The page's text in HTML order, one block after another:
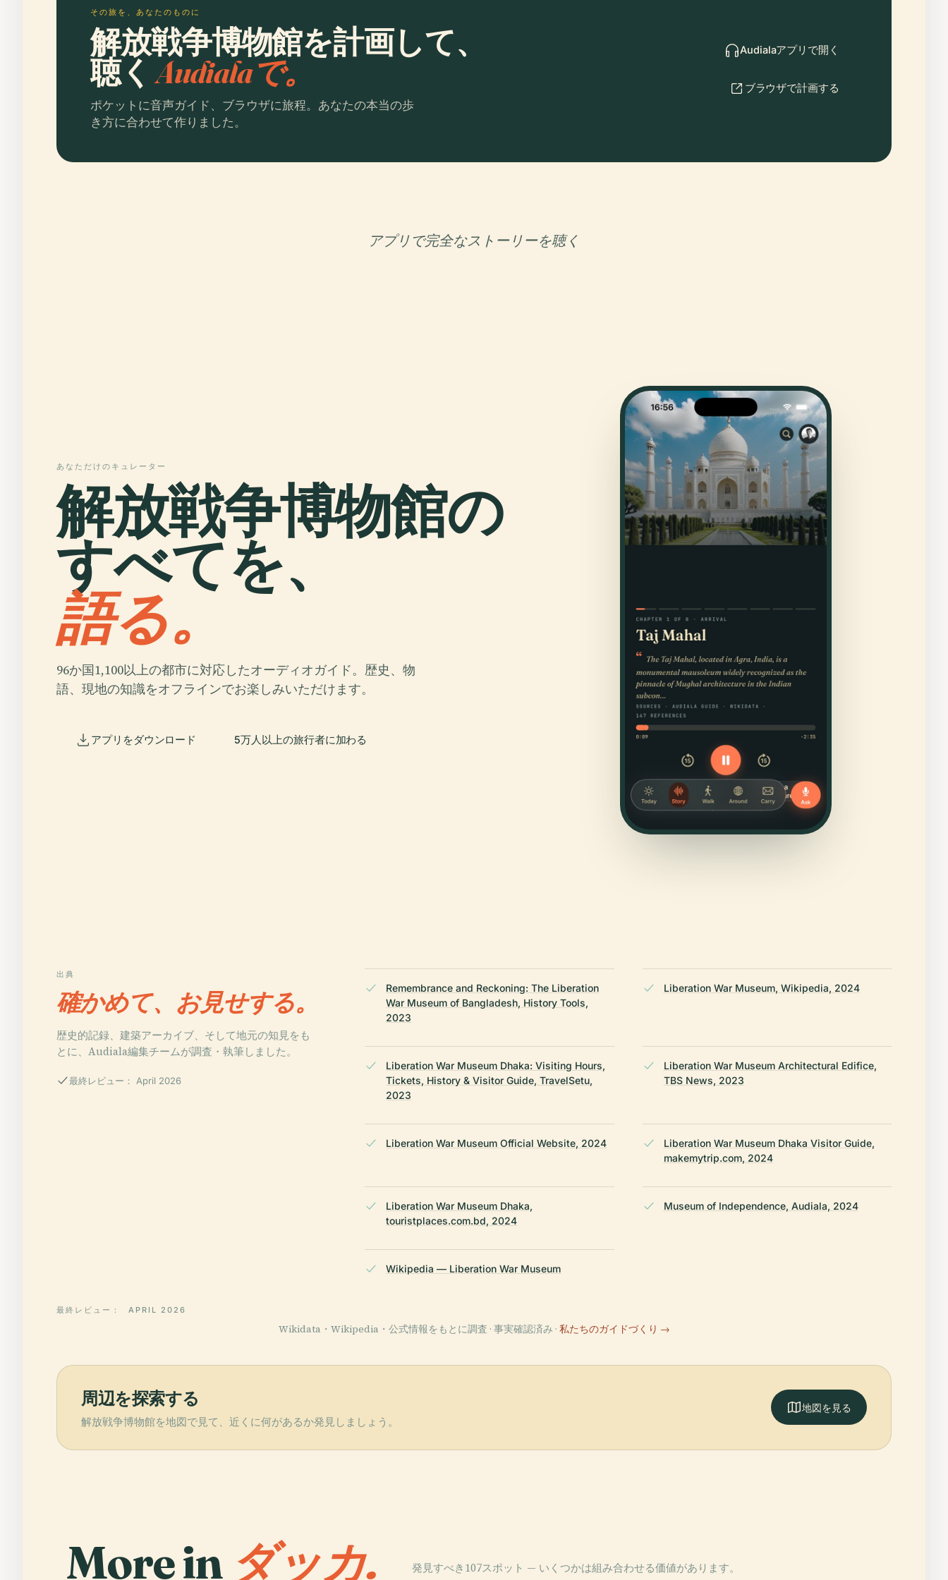
その旅を、あなたのものに
解放戦争博物館を計画して、
聴くAudialaで。
ポケットに音声ガイド、ブラウザに旅程。あなたの本当の歩
き方に合わせて作りました。
Audialaアプリで開く
ブラウザで計画する
アプリで完全なストーリーを聴く
あなただけのキュレーター
解放戦争博物館の
すべてを、
語る。
96か国1,100以上の都市に対応したオーディオガイド。歴史、物
語、現地の知識をオフラインでお楽しみいただけます。
アプリをダウンロード 5万人以上の旅行者に加わる
出典
確かめて、お見せする。
歴史的記録、建築アーカイブ、そして地元の知見をも
とに、Audiala編集チームが調査・執筆しました。
最終レビュー： April 2026
Remembrance and Reckoning: The Liberation
War Museum of Bangladesh, History Tools,
2023
Liberation War Museum, Wikipedia, 2024
Liberation War Museum Dhaka: Visiting Hours,
Tickets, History & Visitor Guide, TravelSetu,
2023
Liberation War Museum Architectural Edifice,
TBS News, 2023
Liberation War Museum Official Website, 2024
Liberation War Museum Dhaka Visitor Guide,
makemytrip.com, 2024
Liberation War Museum Dhaka,
touristplaces.com.bd, 2024
Museum of Independence, Audiala, 2024
Wikipedia — Liberation War Museum
最終レビュー： APRIL 2026
Wikidata・Wikipedia・公式情報をもとに調査 · 事実確認済み · 私たちのガイドづくり →
周辺を探索する
解放戦争博物館を地図で見て、近くに何があるか発見しましょう。
地図を見る
More in ダッカ. 発見すべき107スポット — いくつかは組み合わせる価値があります。